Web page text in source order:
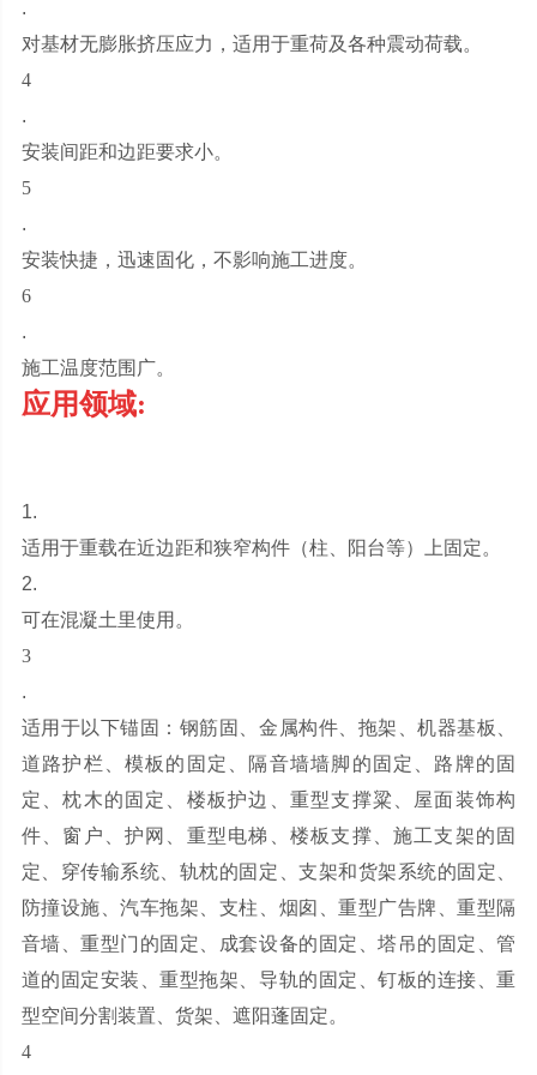
.
对基材无膨胀挤压应力，适用于重荷及各种震动荷载。
4
.
安装间距和边距要求小。
5
.
安装快捷，迅速固化，不影响施工进度。
6
.
施工温度范围广。
应用领域:
1.
适用于重载在近边距和狭窄构件（柱、阳台等）上固定。
2.
可在混凝土里使用。
3
.
适用于以下锚固：钢筋固、金属构件、拖架、机器基板、
道路护栏、模板的固定、隔音墙墙脚的固定、路牌的固
定、枕木的固定、楼板护边、重型支撑粱、屋面装饰构
件、窗户、护网、重型电梯、楼板支撑、施工支架的固
定、穿传输系统、轨枕的固定、支架和货架系统的固定、
防撞设施、汽车拖架、支柱、烟囱、重型广告牌、重型隔
音墙、重型门的固定、成套设备的固定、塔吊的固定、管
道的固定安装、重型拖架、导轨的固定、钉板的连接、重
型空间分割装置、货架、遮阳蓬固定。
4